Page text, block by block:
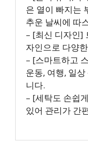
은 열이 빠지는
추운 날씨에 따
– [최신 디자인]
자인으로 다양
– [스마트하고
운동, 여행, 일
니다.
– [세탁도 손쉽
있어 관리가 간